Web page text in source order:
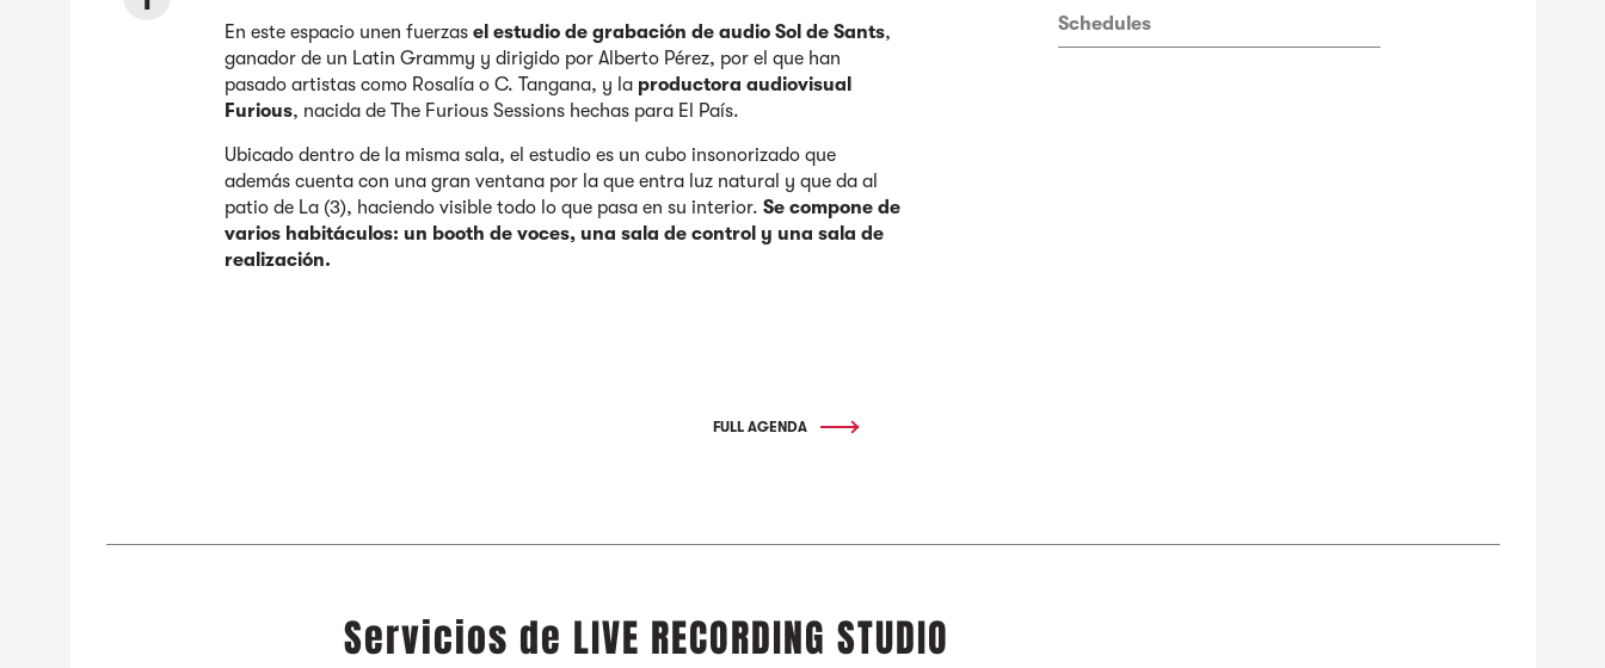
En este espacio unen fuerzasel estudio de grabación de audio Sol de Sants,
ganador de un Latin Grammy y dirigido por Alberto Pérez, por el que han
pasado artistas como Rosalía o C. Tangana, y la productora audiovisual
Furious, nacida de The Furious Sessions hechas para El País.
Ubicado dentro de la misma sala, el estudio es un cubo insonorizado que
además cuenta con una gran ventana por la que entra luz natural y que da al
patio de La (3), haciendo visible todo lo que pasa en su interior.Se compone de
varios habitáculos: un booth de voces, una sala de control y una sala de
realización.
Schedules
FULL AGENDA
Servicios de LIVE RECORDING STUDIO